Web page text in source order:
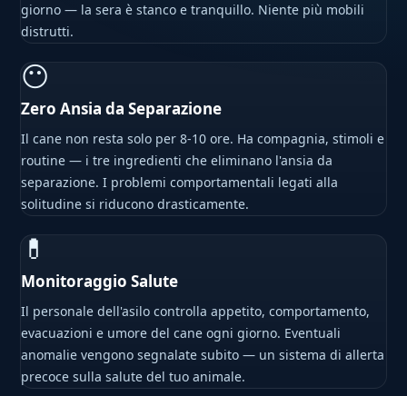
giorno — la sera è stanco e tranquillo. Niente più mobili
distrutti.
😶
Zero Ansia da Separazione
Il cane non resta solo per 8-10 ore. Ha compagnia, stimoli e
routine — i tre ingredienti che eliminano l'ansia da
separazione. I problemi comportamentali legati alla
solitudine si riducono drasticamente.
💊
Monitoraggio Salute
Il personale dell'asilo controlla appetito, comportamento,
evacuazioni e umore del cane ogni giorno. Eventuali
anomalie vengono segnalate subito — un sistema di allerta
precoce sulla salute del tuo animale.